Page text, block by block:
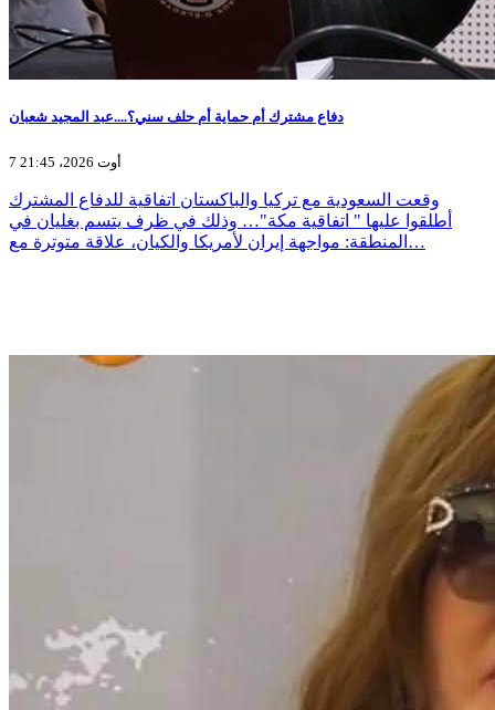
دفاع مشترك أم حماية أم حلف سني؟....عبد المجيد شعبان
7 أوت 2026، 21:45
وقعت السعودية مع تركيا والباكستان اتفاقية للدفاع المشترك
أطلقوا عليها " اتفاقية مكة"… وذلك في ظرف يتسم بغليان في
المنطقة: مواجهة إيران لأمريكا والكيان، علاقة متوترة مع…